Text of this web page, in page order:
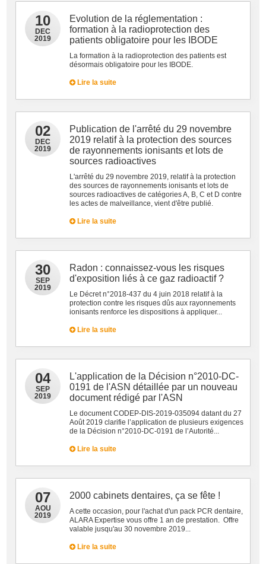
10
DEC
2019
Evolution de la réglementation :
formation à la radioprotection des
patients obligatoire pour les IBODE
La formation à la radioprotection des patients est
désormais obligatoire pour les IBODE.
Lire la suite
02
DEC
2019
Publication de l'arrêté du 29 novembre
2019 relatif à la protection des sources
de rayonnements ionisants et lots de
sources radioactives
L'arrêté du 29 novembre 2019, relatif à la protection
des sources de rayonnements ionisants et lots de
sources radioactives de catégories A, B, C et D contre
les actes de malveillance, vient d'être publié.
Lire la suite
30
SEP
2019
Radon : connaissez-vous les risques
d'exposition liés à ce gaz radioactif ?
Le Décret n°2018-437 du 4 juin 2018 relatif à la
protection contre les risques dûs aux rayonnements
ionisants renforce les dispositions à appliquer...
Lire la suite
04
SEP
2019
L'application de la Décision n°2010-DC-
0191 de l'ASN détaillée par un nouveau
document rédigé par l'ASN
Le document CODEP-DIS-2019-035094 datant du 27
Août 2019 clarifie l’application de plusieurs exigences
de la Décision n°2010-DC-0191 de l’Autorité...
Lire la suite
07
AOU
2019
2000 cabinets dentaires, ça se fête !
A cette occasion, pour l'achat d'un pack PCR dentaire,
ALARA Expertise vous offre 1 an de prestation. Offre
valable jusqu'au 30 novembre 2019...
Lire la suite